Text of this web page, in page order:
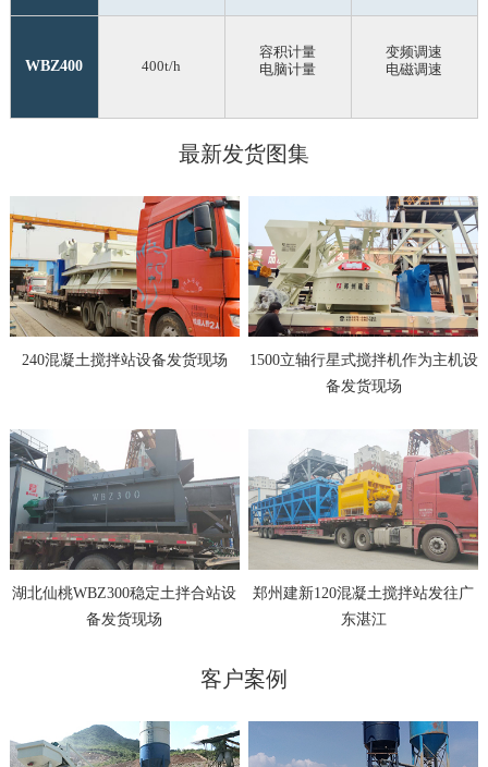
WBZ400 400t/h
容积计量
电脑计量
变频调速
电磁调速
最新发货图集
240混凝土搅拌站设备发货现场
1500立轴行星式搅拌机作为主机设
备发货现场
湖北仙桃WBZ300稳定土拌合站设
备发货现场
郑州建新120混凝土搅拌站发往广
东湛江
客户案例